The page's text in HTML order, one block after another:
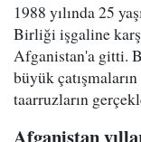
1988 yılında 25
Birliği işgaline
Afganistan'a gitti.
büyük
taarruzların